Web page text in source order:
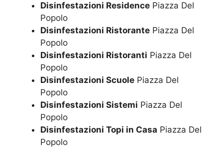
Disinfestazioni Residence Piazza Del
Popolo
Disinfestazioni Ristorante Piazza Del
Popolo
Disinfestazioni Ristoranti Piazza Del
Popolo
Disinfestazioni Scuole Piazza Del
Popolo
Disinfestazioni Sistemi Piazza Del
Popolo
Disinfestazioni Topi in Casa Piazza Del
Popolo